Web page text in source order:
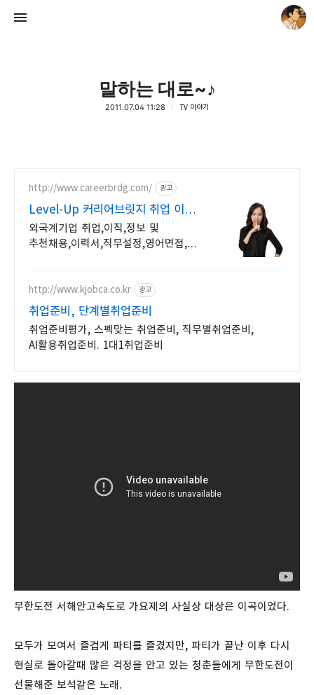
말하는 대로~♪
2011.07.04 11:28 TV 이야기
http://www.careerbrdg.com/ 광고
Level-Up 커리어브릿지 취업 이직
직무설정
외국계기업 취업,이직,정보 및
추천채용,이력서,직무설정,영어면접,
http://www.kjobca.co.kr 광고
취업준비, 단계별취업준비
취업준비평가, 스펙맞는 취업준비, 직무별취업준비,
AI활용취업준비. 1대1취업준비
무한도전 서해안고속도로 가요제의 사실상 대상은 이곡이었다.
모두가 모여서 즐겁게 파티를 즐겼지만, 파티가 끝난 이후 다시
현실로 돌아갈때 많은 걱정을 안고 있는 청춘들에게 무한도전이
선물해준 보석같은 노래.